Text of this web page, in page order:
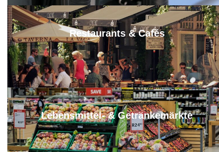
Restaurants & Cafés
11 x
Lebensmittel- & Getränkemärkte
11 x